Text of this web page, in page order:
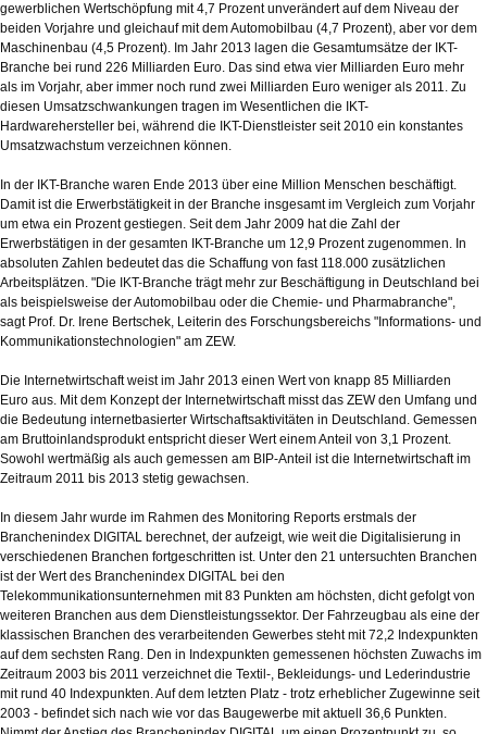
gewerblichen Wertschöpfung mit 4,7 Prozent unverändert auf dem Niveau der
beiden Vorjahre und gleichauf mit dem Automobilbau (4,7 Prozent), aber vor dem
Maschinenbau (4,5 Prozent). Im Jahr 2013 lagen die Gesamtumsätze der IKT-
Branche bei rund 226 Milliarden Euro. Das sind etwa vier Milliarden Euro mehr
als im Vorjahr, aber immer noch rund zwei Milliarden Euro weniger als 2011. Zu
diesen Umsatzschwankungen tragen im Wesentlichen die IKT-
Hardwarehersteller bei, während die IKT-Dienstleister seit 2010 ein konstantes
Umsatzwachstum verzeichnen können.
In der IKT-Branche waren Ende 2013 über eine Million Menschen beschäftigt.
Damit ist die Erwerbstätigkeit in der Branche insgesamt im Vergleich zum Vorjahr
um etwa ein Prozent gestiegen. Seit dem Jahr 2009 hat die Zahl der
Erwerbstätigen in der gesamten IKT-Branche um 12,9 Prozent zugenommen. In
absoluten Zahlen bedeutet das die Schaffung von fast 118.000 zusätzlichen
Arbeitsplätzen. "Die IKT-Branche trägt mehr zur Beschäftigung in Deutschland bei
als beispielsweise der Automobilbau oder die Chemie- und Pharmabranche",
sagt Prof. Dr. Irene Bertschek, Leiterin des Forschungsbereichs "Informations- und
Kommunikationstechnologien" am ZEW.
Die Internetwirtschaft weist im Jahr 2013 einen Wert von knapp 85 Milliarden
Euro aus. Mit dem Konzept der Internetwirtschaft misst das ZEW den Umfang und
die Bedeutung internetbasierter Wirtschaftsaktivitäten in Deutschland. Gemessen
am Bruttoinlandsprodukt entspricht dieser Wert einem Anteil von 3,1 Prozent.
Sowohl wertmäßig als auch gemessen am BIP-Anteil ist die Internetwirtschaft im
Zeitraum 2011 bis 2013 stetig gewachsen.
In diesem Jahr wurde im Rahmen des Monitoring Reports erstmals der
Branchenindex DIGITAL berechnet, der aufzeigt, wie weit die Digitalisierung in
verschiedenen Branchen fortgeschritten ist. Unter den 21 untersuchten Branchen
ist der Wert des Branchenindex DIGITAL bei den
Telekommunikationsunternehmen mit 83 Punkten am höchsten, dicht gefolgt von
weiteren Branchen aus dem Dienstleistungssektor. Der Fahrzeugbau als eine der
klassischen Branchen des verarbeitenden Gewerbes steht mit 72,2 Indexpunkten
auf dem sechsten Rang. Den in Indexpunkten gemessenen höchsten Zuwachs im
Zeitraum 2003 bis 2011 verzeichnet die Textil-, Bekleidungs- und Lederindustrie
mit rund 40 Indexpunkten. Auf dem letzten Platz - trotz erheblicher Zugewinne seit
2003 - befindet sich nach wie vor das Baugewerbe mit aktuell 36,6 Punkten.